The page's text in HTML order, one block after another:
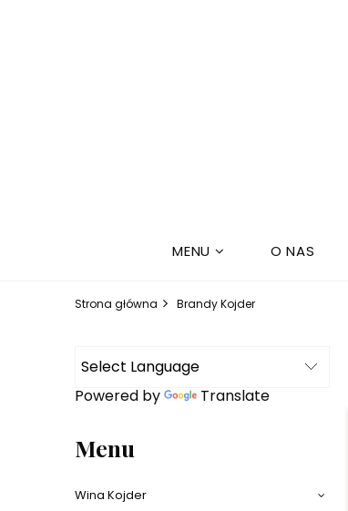
MENU O NAS
Strona główna Brandy Kojder
Powered by Translate
Menu
Wina Kojder